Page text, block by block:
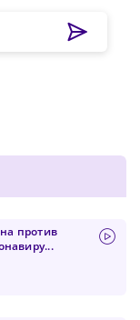
против